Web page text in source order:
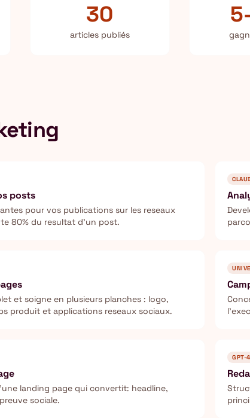
30
articles publiés
posts
pour vos publications sur les reseaux
80% du resultat d'un post.
et soigne en plusieurs planches : logo,
produit et applications reseaux sociaux.
landing page qui convertit: headline,
sociale.
GPT-4